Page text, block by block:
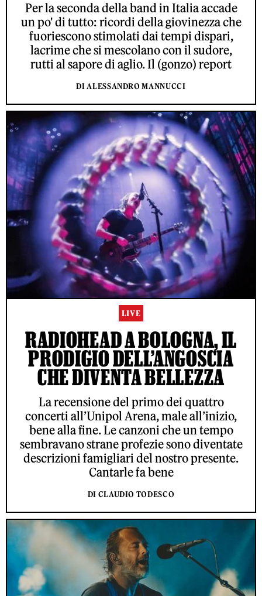
Per la seconda della band in Italia accade
un po' di tutto: ricordi della giovinezza che
fuoriescono stimolati dai tempi dispari,
lacrime che si mescolano con il sudore,
rutti al sapore di aglio. Il (gonzo) report
DI ALESSANDRO MANNUCCI
LIVE
RADIOHEAD A BOLOGNA, IL
PRODIGIO DELL’ANGOSCIA
CHE DIVENTA BELLEZZA
La recensione del primo dei quattro
concerti all’Unipol Arena, male all’inizio,
bene alla fine. Le canzoni che un tempo
sembravano strane profezie sono diventate
descrizioni famigliari del nostro presente.
Cantarle fa bene
DI CLAUDIO TODESCO